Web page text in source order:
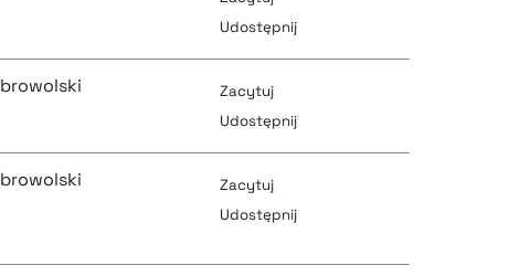
pobierz cytat
pobierz cytat
pobierz cytat
Udostępnij
pobierz cytat
Zacytuj
Udostępnij
Zacytuj
Udostępnij